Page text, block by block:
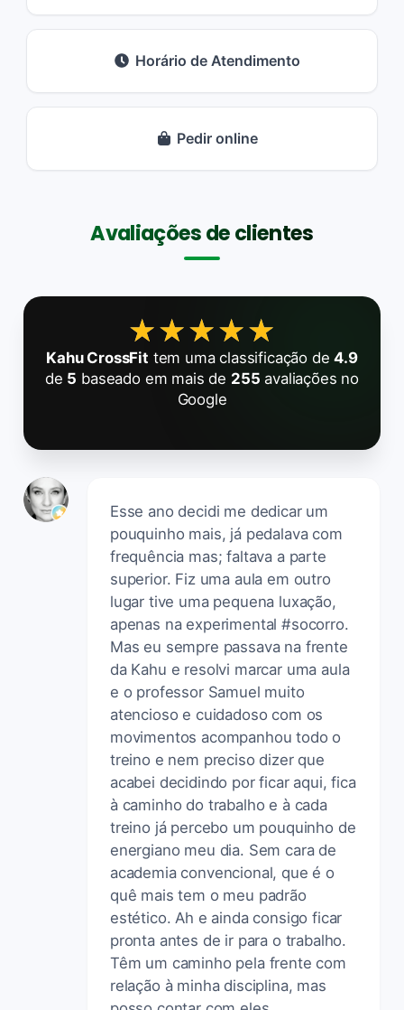
Horário de Atendimento
Pedir online
Avaliações de clientes
★★★★★
★★★★★
Kahu CrossFit tem uma classificação de4.9
de 5 baseado em mais de 255 avaliações no
Google
Esse ano decidi me dedicar um
pouquinho mais, já pedalava com
frequência mas; faltava a parte
superior. Fiz uma aula em outro
lugar tive uma pequena luxação,
apenas na experimental #socorro.
Mas eu sempre passava na frente
da Kahu e resolvi marcar uma aula
e o professor Samuel muito
atencioso e cuidadoso com os
movimentos acompanhou todo o
treino e nem preciso dizer que
acabei decidindo por ficar aqui, fica
à caminho do trabalho e à cada
treino já percebo um pouquinho de
energiano meu dia. Sem cara de
academia convencional, que é o
quê mais tem o meu padrão
estético. Ah e ainda consigo ficar
pronta antes de ir para o trabalho.
Têm um caminho pela frente com
relação à minha disciplina, mas